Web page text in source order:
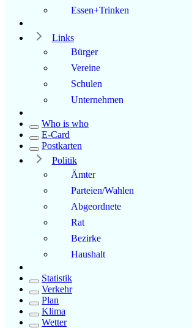
Essen+Trinken
Links
Bürger
Vereine
Schulen
Unternehmen
Who is who
E-Card
Postkarten
Politik
Ämter
Parteien/Wahlen
Abgeordnete
Rat
Bezirke
Haushalt
Statistik
Verkehr
Plan
Klima
Wetter